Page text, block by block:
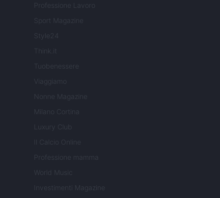
Professione Lavoro
Sport Magazine
Style24
Think.it
Tuobenessere
Viaggiamo
Nonne Magazine
Milano Cortina
Luxury Club
Il Calcio Online
Professione mamma
World Music
Investimenti Magazine